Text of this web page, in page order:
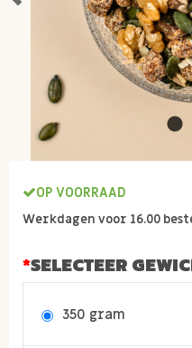
OP VOORRAAD
Werkdagen voor 16.00
SELECTEER
350 gram